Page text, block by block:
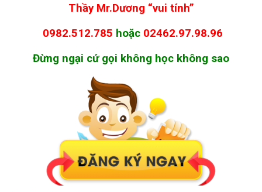
Thầy Mr.Dương “vui tính”
0982.512.785 hoặc 02462.97.98.96
Đừng ngại cứ gọi không học không sao